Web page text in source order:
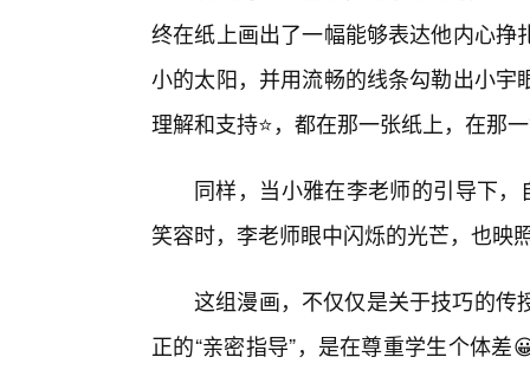
终在纸上画出了一幅能够表达他内心
小的太阳，并用流畅的线条勾勒出小
理解和支持⭐，都在那一张纸上，在那
同样，当小雅在李老师的引导下
笑容时，李老师眼中闪烁的光芒，也映
这组漫画，不仅仅是关于技巧的传
正的“亲密指导”，是在尊重学生个体